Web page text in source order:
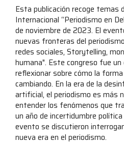
Esta publicación recoge temas
Internacional “Periodismo en
de noviembre de 2023. El
nuevas fronteras del
redes sociales, Storytelling,
humana". Este congreso fue
reflexionar sobre cómo la
cambiando. En la era de la
artificial, el periodismo es más
entender los fenómenos que
un año de incertidumbre
evento se discutieron
nueva era en el periodismo.